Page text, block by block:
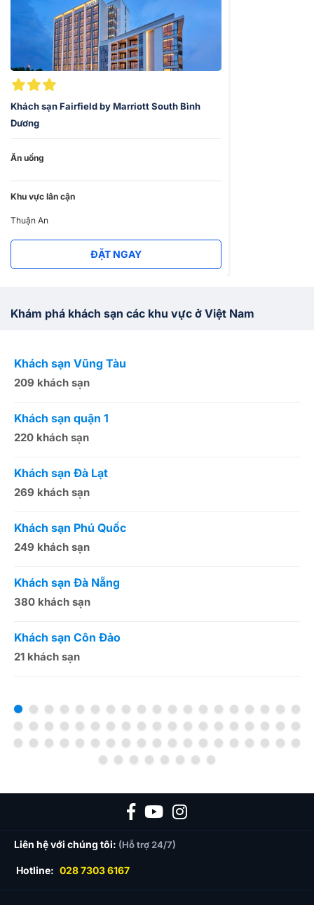
bể bơi, phòng tập thể dục và nhà hàng vô cùng sang trọng.
Nhanh tay gọi ngay
028 7303 6167 để được đặt phòng
sạn Bình Dươngnhanh chóng với những ưu đãi cực khủng!
Khách sạn Fairfield by Marriott South Bình
Dương
Ăn uống
Khu vực lân cận
Thuận An
ĐẶT NGAY
Khám phá khách sạn các khu vực ở Việt Nam
Khách sạn Vũng Tàu
209 khách sạn
Khách sạn quận 1
220 khách sạn
Khách sạn Đà Lạt
269 khách sạn
Khách sạn Phú Quốc
249 khách sạn
Khách sạn Đà Nẵng
380 khách sạn
Khách sạn Côn Đảo
21 khách sạn
Liên hệ với chúng tôi: (Hỗ trợ 24/7)
Hotline: 028 7303 6167